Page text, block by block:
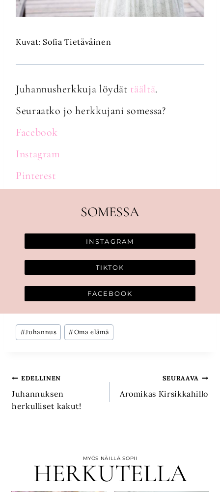
Kuvat: Sofia Tietäväinen
Juhannusherkkuja löydät täältä.
Seuraatko jo herkkujani somessa?
Facebook
Instagram
Pinterest
SOMESSA
INSTAGRAM
TIKTOK
FACEBOOK
Avainsanat:
#Juhannus #Oma elämä
Artikkelien
selaus
EDELLINEN
Juhannuksen
herkulliset kakut!
SEURAAVA
Aromikas Kirsikkahillo
MYÖS NÄILLÄ SOPII
HERKUTELLA